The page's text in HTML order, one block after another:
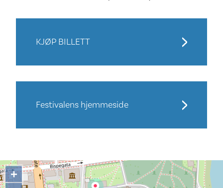
KJØP BILLETT
Festivalens hjemmeside
+